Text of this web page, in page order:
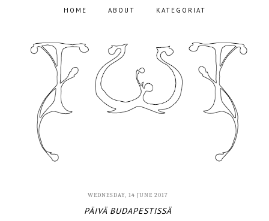
HOME ABOUT KATEGORIAT
WEDNESDAY, 14 JUNE 2017
PÄIVÄ BUDAPESTISSÄ